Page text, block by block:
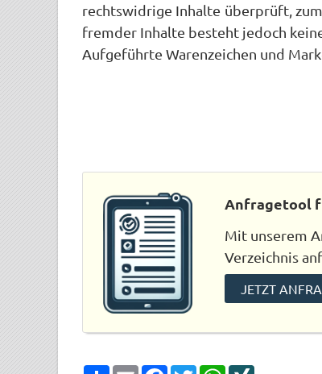
rechtswidrige Inhalte überprüft,
fremder Inhalte besteht jedoch
Aufgeführte Warenzeichen und
Anfragetool
Mit unserem
Verzeichnis
JETZT